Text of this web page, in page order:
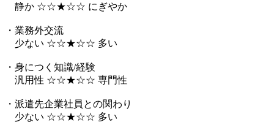
静か ☆☆★☆☆ にぎやか
・業務外交流
少ない ☆☆★☆☆ 多い
・身につく知識/経験
汎用性 ☆☆★☆☆ 専門性
・派遣先企業社員との関わり
少ない ☆☆★☆☆ 多い